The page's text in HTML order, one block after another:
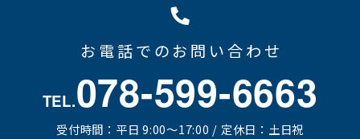
お電話でのお問い合わせ
TEL.078-599-6663
受付時間：平日 9:00～17:00 / 定休日：土日祝